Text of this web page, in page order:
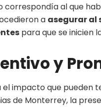
correspondía al que
a asegurar al
para que se inicien
y
impacto que pueden
de Monterrey, la